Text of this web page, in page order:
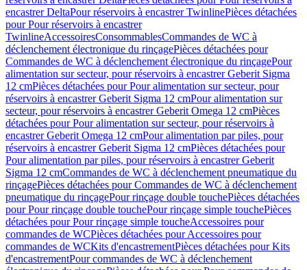
encastrer DeltaPour réservoirs à encastrer TwinlinePièces détachées
pour Pour réservoirs à encastrer
TwinlineAccessoiresConsommablesCommandes de WC à
déclenchement électronique du rinçagePièces détachées pour
Commandes de WC à déclenchement électronique du rinçagePour
alimentation sur secteur, pour réservoirs à encastrer Geberit Sigma
12 cmPièces détachées pour Pour alimentation sur secteur, pour
réservoirs à encastrer Geberit Sigma 12 cmPour alimentation sur
secteur, pour réservoirs à encastrer Geberit Omega 12 cmPièces
détachées pour Pour alimentation sur secteur, pour réservoirs à
encastrer Geberit Omega 12 cmPour alimentation par piles, pour
réservoirs à encastrer Geberit Sigma 12 cmPièces détachées pour
Pour alimentation par piles, pour réservoirs à encastrer Geberit
Sigma 12 cmCommandes de WC à déclenchement pneumatique du
rinçagePièces détachées pour Commandes de WC à déclenchement
pneumatique du rinçagePour rinçage double touchePièces détachées
pour Pour rinçage double touchePour rinçage simple touchePièces
détachées pour Pour rinçage simple toucheAccessoires pour
commandes de WCPièces détachées pour Accessoires pour
commandes de WCKits d'encastrementPièces détachées pour Kits
d'encastrementPour commandes de WC à déclenchement